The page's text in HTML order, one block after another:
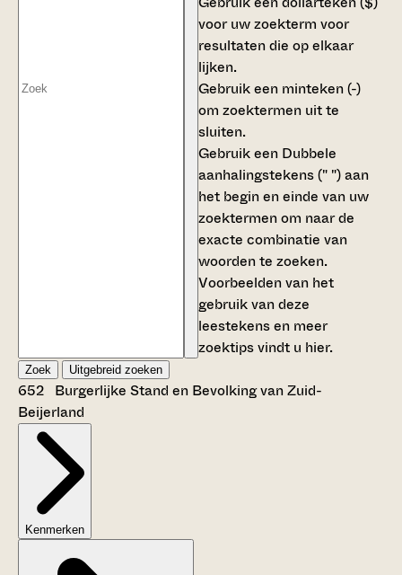
voor uw zoekterm voor
resultaten die op elkaar
lijken.
Gebruik een minteken (-)
om zoektermen uit te
sluiten.
Gebruik een Dubbele
aanhalingstekens (" ")aan
het begin en einde van uw
zoektermen om naar de
exacte combinatie van
woorden te zoeken.
Voorbeelden van het
gebruik van deze
leestekens en meer
zoektips vindt u hier.
Zoek Uitgebreid zoeken
652 Burgerlijke Stand en Bevolking van Zuid-
Beijerland
Kenmerken